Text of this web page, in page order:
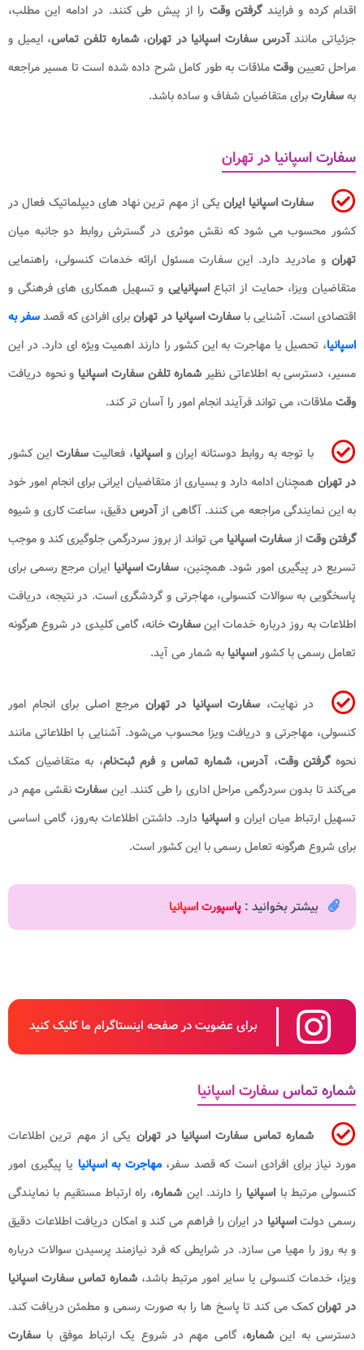
اقدام کرده و فرایندگرفتن وقت را از پیش طی کنند. در ادامه این مطلب،
جزئیاتی مانندآدرس سفارت اسپانیا در تهران،شماره تلفن تماس، ایمیل و
مراحل تعیین وقتملاقات به طور کامل شرح داده شده است تا مسیر مراجعه
بهسفارتبرای متقاضیان شفاف و ساده باشد.
سفارت اسپانیا در تهران
سفارت اسپانیا ایران یکی از مهم ترین نهاد های دیپلماتیک فعال در
کشور محسوب می شود که نقش موثری در گسترش روابط دو جانبه میان
تهران و مادرید دارد. این سفارت مسئول ارائه خدمات کنسولی، راهنمایی
متقاضیان ویزا، حمایت از اتباعاسپانیایی و تسهیل همکاری های فرهنگی و
اقتصادی است. آشنایی باسفارت اسپانیا در تهرانبرای افرادی که قصدسفر به
اسپانیا، تحصیل یا مهاجرت به این کشور را دارند اهمیت ویژه ای دارد. در این
مسیر، دسترسی به اطلاعاتی نظیر شماره تلفن سفارت اسپانیا و نحوه دریافت
وقتملاقات، می تواند فرآیند انجام امور را آسان تر کند.
با توجه به روابط دوستانه ایران و اسپانیا، فعالیت سفارت این کشور
در تهران همچنان ادامه دارد و بسیاری از متقاضیان ایرانی برای انجام امور خود
به این نمایندگی مراجعه می کنند. آگاهی ازآدرسدقیق، ساعت کاری و شیوه
گرفتن وقتازسفارت اسپانیامی تواند از بروز سردرگمی جلوگیری کند و موجب
تسریع در پیگیری امور شود. همچنین، سفارت اسپانیاایران مرجع رسمی برای
پاسخگویی به سوالات کنسولی، مهاجرتی و گردشگری است. در نتیجه، دریافت
اطلاعات به روز درباره خدمات اینسفارتخانه، گامی کلیدی در شروع هرگونه
تعامل رسمی با کشوراسپانیا به شمار می آید.
در نهایت، سفارت اسپانیا در تهران مرجع اصلی برای انجام امور
کنسولی، مهاجرتی و دریافت ویزا محسوب می‌شود. آشنایی با اطلاعاتی مانند
نحوهگرفتن وقت، آدرس،شماره تماسوفرم ثبت‌نام، به متقاضیان کمک
می‌کند تا بدون سردرگمی مراحل اداری را طی کنند. این سفارتنقشی مهم در
تسهیل ارتباط میان ایران و اسپانیا دارد. داشتن اطلاعات به‌روز، گامی اساسی
برای شروع هرگونه تعامل رسمی با این کشور است.
بیشتر بخوانید : پاسپورت اسپانیا
برای عضویت در صفحه اینستاگرام ما کلیک کنید
شماره تماس سفارت اسپانیا
شماره تماس سفارت اسپانیا در تهران یکی از مهم ترین اطلاعات
مورد نیاز برای افرادی است که قصد سفر،مهاجرت به اسپانیا یا پیگیری امور
کنسولی مرتبط با اسپانیا را دارند. این شماره، راه ارتباط مستقیم با نمایندگی
رسمی دولتاسپانیادر ایران را فراهم می کند و امکان دریافت اطلاعات دقیق
و به روز را مهیا می سازد. در شرایطی که فرد نیازمند پرسیدن سوالات درباره
ویزا، خدمات کنسولی یا سایر امور مرتبط باشد، شماره تماس سفارت اسپانیا
در تهرانکمک می کند تا پاسخ ها را به صورت رسمی و مطمئن دریافت کند.
دسترسی به این شماره، گامی مهم در شروع یک ارتباط موفق با سفارت